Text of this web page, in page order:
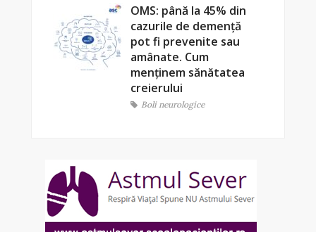
OMS: până la 45% din
cazurile de demență
pot fi prevenite sau
amânate. Cum
menținem sănătatea
creierului
Boli neurologice